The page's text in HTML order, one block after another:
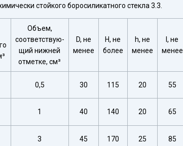
стойкого боросиликатного стекла 3.3.
Объем,
соответствую-
щий нижней
отметке, см³
D, не
менее
H, не
более
h, не
менее
l, не
менее
0,5 30 115 20 55
1 40 140 20 65
3 45 170 25 85